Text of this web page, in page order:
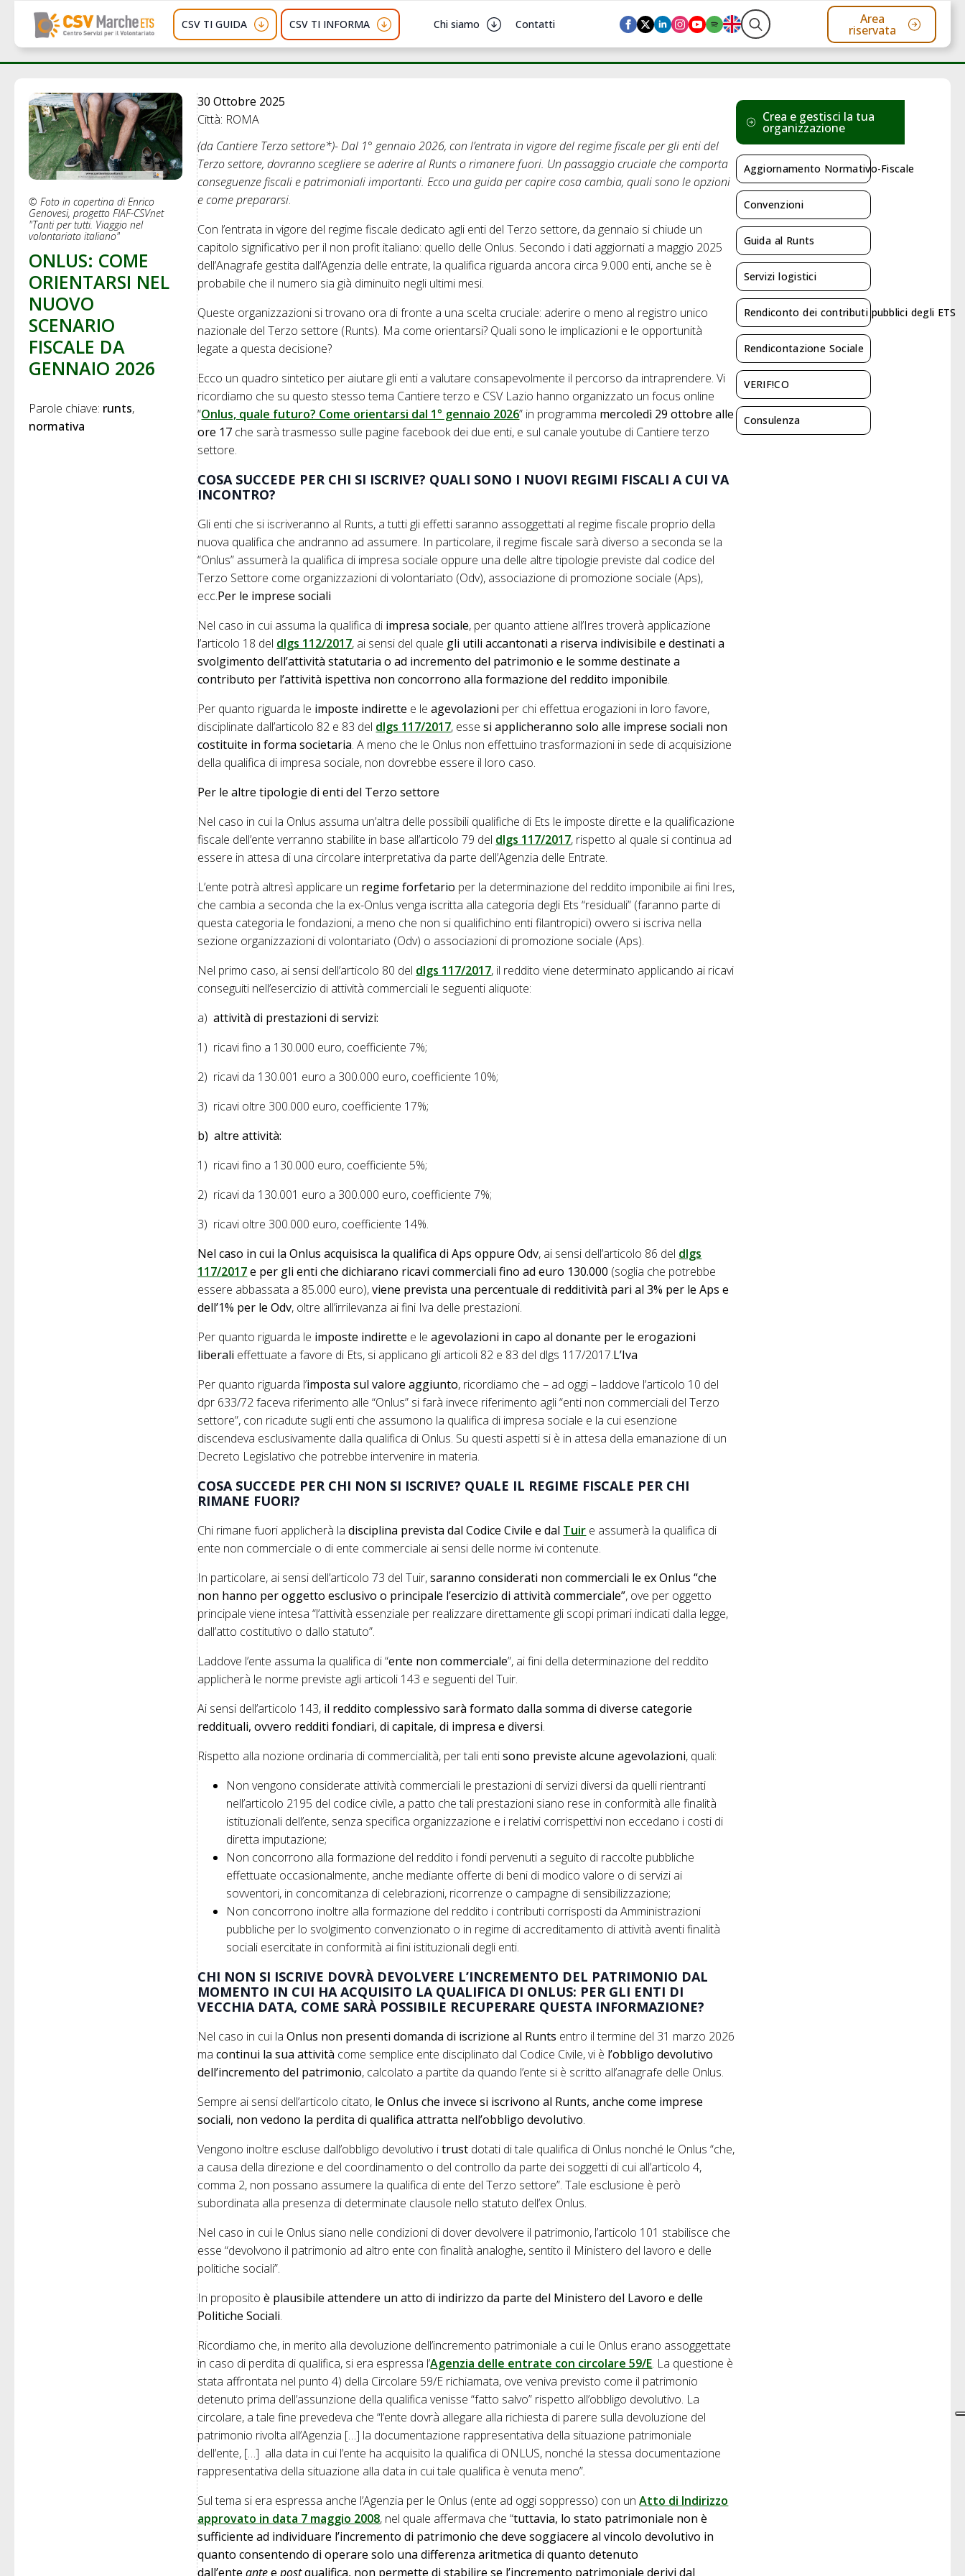
CSV TI GUIDA CSV TI INFORMA Chi siamo Contatti
Search
for:
Area
riservata
© Foto in copertina di Enrico
Genovesi, progetto FIAF-CSVnet
"Tanti per tutti. Viaggio nel
volontariato italiano"
ONLUS: COME
ORIENTARSI NEL
NUOVO
SCENARIO
FISCALE DA
GENNAIO 2026
Parole chiave: runts
normativa
30 Ottobre 2025
Città: ROMA
(da Cantiere Terzo settore*)- Dal 1° gennaio 2026, con l’entrata in vigore del regime fiscale per gli enti del
Terzo settore, dovranno scegliere se aderire al Runts o rimanere fuori. Un passaggio cruciale che comporta
conseguenze fiscali e patrimoniali importanti. Ecco una guida per capire cosa cambia, quali sono le opzioni
e come prepararsi.
Con l’entrata in vigore del regime fiscale dedicato agli enti del Terzo settore, da gennaio si chiude un
capitolo significativo per il non profit italiano: quello delle Onlus. Secondo i dati aggiornati a maggio 2025
dell’Anagrafe gestita dall’Agenzia delle entrate, la qualifica riguarda ancora circa 9.000 enti, anche se è
probabile che il numero sia già diminuito negli ultimi mesi.
Queste organizzazioni si trovano ora di fronte a una scelta cruciale: aderire o meno al registro unico
nazionale del Terzo settore (Runts). Ma come orientarsi? Quali sono le implicazioni e le opportunità
legate a questa decisione?
Ecco un quadro sintetico per aiutare gli enti a valutare consapevolmente il percorso da intraprendere. Vi
ricordiamo che su questo stesso tema Cantiere terzo e CSV Lazio hanno organizzato un focus online
“Onlus, quale futuro? Come orientarsi dal 1° gennaio 2026” in programma mercoledì 29 ottobre alle
ore 17 che sarà trasmesso sulle pagine facebook dei due enti, e sul canale youtube di Cantiere terzo
settore.
COSA SUCCEDE PER CHI SI ISCRIVE? QUALI SONO I NUOVI REGIMI FISCALI A CUI VA
INCONTRO?
Gli enti che si iscriveranno al Runts, a tutti gli effetti saranno assoggettati al regime fiscale proprio della
nuova qualifica che andranno ad assumere. In particolare, il regime fiscale sarà diverso a seconda se la
“Onlus” assumerà la qualifica di impresa sociale oppure una delle altre tipologie previste dal codice del
Terzo Settore come organizzazioni di volontariato (Odv), associazione di promozione sociale (Aps),
ecc.Per le imprese sociali
Nel caso in cui assuma la qualifica di impresa sociale, per quanto attiene all’Ires troverà applicazione
l’articolo 18 del dlgs 112/2017, ai sensi del quale gli utili accantonati a riserva indivisibile e destinati a
svolgimento dell’attività statutaria o ad incremento del patrimonio e le somme destinate a
contributo per l’attività ispettiva non concorrono alla formazione del reddito imponibile.
Per quanto riguarda le imposte indirette e leagevolazioni per chi effettua erogazioni in loro favore,
disciplinate dall’articolo 82 e 83 del dlgs 117/2017, essesi applicheranno solo alle imprese sociali non
costituite in forma societaria. A meno che le Onlus non effettuino trasformazioni in sede di acquisizione
della qualifica di impresa sociale, non dovrebbe essere il loro caso.
Per le altre tipologie di enti del Terzo settore
Nel caso in cui la Onlus assuma un’altra delle possibili qualifiche di Ets le imposte dirette e la qualificazione
fiscale dell’ente verranno stabilite in base all’articolo 79 del dlgs 117/2017, rispetto al quale si continua ad
essere in attesa di una circolare interpretativa da parte dell’Agenzia delle Entrate.
L’ente potrà altresì applicare un regime forfetario per la determinazione del reddito imponibile ai fini Ires,
che cambia a seconda che la ex-Onlus venga iscritta alla categoria degli Ets “residuali” (faranno parte di
questa categoria le fondazioni, a meno che non si qualifichino enti filantropici) ovvero si iscriva nella
sezione organizzazioni di volontariato (Odv) o associazioni di promozione sociale (Aps).
Nel primo caso, ai sensi dell’articolo 80 del dlgs 117/2017, il reddito viene determinato applicando ai ricavi
conseguiti nell’esercizio di attività commerciali le seguenti aliquote:
a)attività di prestazioni di servizi:
1) ricavi fino a 130.000 euro, coefficiente 7%;
2) ricavi da 130.001 euro a 300.000 euro, coefficiente 10%;
3) ricavi oltre 300.000 euro, coefficiente 17%;
b) altre attività:
1) ricavi fino a 130.000 euro, coefficiente 5%;
2) ricavi da 130.001 euro a 300.000 euro, coefficiente 7%;
3) ricavi oltre 300.000 euro, coefficiente 14%.
Nel caso in cui la Onlus acquisisca la qualifica di Aps oppure Odv, ai sensi dell’articolo 86 del dlgs
117/2017 e per gli enti che dichiarano ricavi commerciali fino ad euro 130.000 (soglia che potrebbe
essere abbassata a 85.000 euro),viene prevista una percentuale di redditività pari al 3% per le Aps e
dell’1% per le Odv, oltre all’irrilevanza ai fini Iva delle prestazioni.
Per quanto riguarda le imposte indirette e leagevolazioni in capo al donante per le erogazioni
liberali effettuate a favore di Ets, si applicano gli articoli 82 e 83 del dlgs 117/2017.L’Iva
Per quanto riguarda l’imposta sul valore aggiunto, ricordiamo che – ad oggi – laddove l’articolo 10 del
dpr 633/72 faceva riferimento alle “Onlus” si farà invece riferimento agli “enti non commerciali del Terzo
settore”, con ricadute sugli enti che assumono la qualifica di impresa sociale e la cui esenzione
discendeva esclusivamente dalla qualifica di Onlus. Su questi aspetti si è in attesa della emanazione di un
Decreto Legislativo che potrebbe intervenire in materia.
COSA SUCCEDE PER CHI NON SI ISCRIVE? QUALE IL REGIME FISCALE PER CHI
RIMANE FUORI?
Chi rimane fuori applicherà ladisciplina prevista dal Codice Civile e dal Tuir e assumerà la qualifica di
ente non commerciale o di ente commerciale ai sensi delle norme ivi contenute.
In particolare, ai sensi dell’articolo 73 del Tuir,saranno considerati non commerciali le ex Onlus “che
non hanno per oggetto esclusivo o principale l’esercizio di attività commerciale”, ove per oggetto
principale viene intesa “l’attività essenziale per realizzare direttamente gli scopi primari indicati dalla legge,
dall’atto costitutivo o dallo statuto”.
Laddove l’ente assuma la qualifica di “ente non commerciale”, ai fini della determinazione del reddito
applicherà le norme previste agli articoli 143 e seguenti del Tuir.
Ai sensi dell’articolo 143, il reddito complessivo sarà formato dalla somma di diverse categorie
reddituali, ovvero redditi fondiari, di capitale, di impresa e diversi.
Rispetto alla nozione ordinaria di commercialità, per tali entisono previste alcune agevolazioni, quali:
Non vengono considerate attività commerciali le prestazioni di servizi diversi da quelli rientranti
nell’articolo 2195 del codice civile, a patto che tali prestazioni siano rese in conformità alle finalità
istituzionali dell’ente, senza specifica organizzazione e i relativi corrispettivi non eccedano i costi di
diretta imputazione;
Non concorrono alla formazione del reddito i fondi pervenuti a seguito di raccolte pubbliche
effettuate occasionalmente, anche mediante offerte di beni di modico valore o di servizi ai
sovventori, in concomitanza di celebrazioni, ricorrenze o campagne di sensibilizzazione;
Non concorrono inoltre alla formazione del reddito i contributi corrisposti da Amministrazioni
pubbliche per lo svolgimento convenzionato o in regime di accreditamento di attività aventi finalità
sociali esercitate in conformità ai fini istituzionali degli enti.
CHI NON SI ISCRIVE DOVRÀ DEVOLVERE L’INCREMENTO DEL PATRIMONIO DAL
MOMENTO IN CUI HA ACQUISITO LA QUALIFICA DI ONLUS: PER GLI ENTI DI
VECCHIA DATA, COME SARÀ POSSIBILE RECUPERARE QUESTA INFORMAZIONE?
Nel caso in cui laOnlus non presenti domanda di iscrizione al Runts entro il termine del 31 marzo 2026
macontinui la sua attività come semplice ente disciplinato dal Codice Civile, vi è l’obbligo devolutivo
dell’incremento del patrimonio, calcolato a partite da quando l’ente si è scritto all’anagrafe delle Onlus.
Sempre ai sensi dell’articolo citato, le Onlus che invece si iscrivono al Runts, anche come imprese
sociali, non vedono la perdita di qualifica attratta nell’obbligo devolutivo.
Vengono inoltre escluse dall’obbligo devolutivo itrust dotati di tale qualifica di Onlus nonché le Onlus “che,
a causa della direzione e del coordinamento o del controllo da parte dei soggetti di cui all’articolo 4,
comma 2, non possano assumere la qualifica di ente del Terzo settore”. Tale esclusione è però
subordinata alla presenza di determinate clausole nello statuto dell’ex Onlus.
Nel caso in cui le Onlus siano nelle condizioni di dover devolvere il patrimonio, l’articolo 101 stabilisce che
esse “devolvono il patrimonio ad altro ente con finalità analoghe, sentito il Ministero del lavoro e delle
politiche sociali”.
In propositoè plausibile attendere un atto di indirizzo da parte del Ministero del Lavoro e delle
Politiche Sociali.
Ricordiamo che, in merito alla devoluzione dell’incremento patrimoniale a cui le Onlus erano assoggettate
in caso di perdita di qualifica, si era espressa l’Agenzia delle entrate con circolare 59/E. La questione è
stata affrontata nel punto 4) della Circolare 59/E richiamata, ove veniva previsto come il patrimonio
detenuto prima dell’assunzione della qualifica venisse “fatto salvo” rispetto all’obbligo devolutivo. La
circolare, a tale fine prevedeva che “l’ente dovrà allegare alla richiesta di parere sulla devoluzione del
patrimonio rivolta all’Agenzia […] la documentazione rappresentativa della situazione patrimoniale
dell’ente, […] alla data in cui l’ente ha acquisito la qualifica di ONLUS, nonché la stessa documentazione
rappresentativa della situazione alla data in cui tale qualifica è venuta meno”.
Sul tema si era espressa anche l’Agenzia per le Onlus (ente ad oggi soppresso) con unAtto di Indirizzo
approvato in data 7 maggio 2008, nel quale affermava che “tuttavia, lo stato patrimoniale non è
sufficiente ad individuare l’incremento di patrimonio che deve soggiacere al vincolo devolutivo in
quanto consentendo di operare solo una differenza aritmetica di quanto detenuto
dall’enteanteepostqualifica, non permette di stabilire se l’incremento patrimoniale derivi dal
Crea e gestisci la tua
organizzazione
Aggiornamento Normativo-Fiscale
Convenzioni
Guida al Runts
Servizi logistici
Rendiconto dei contributi pubblici degli ETS
Rendicontazione Sociale
VERIF!CO
Consulenza